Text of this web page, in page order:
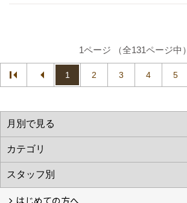
1ページ （全131ページ中）
1 2 3 4 5
はじめての方へ